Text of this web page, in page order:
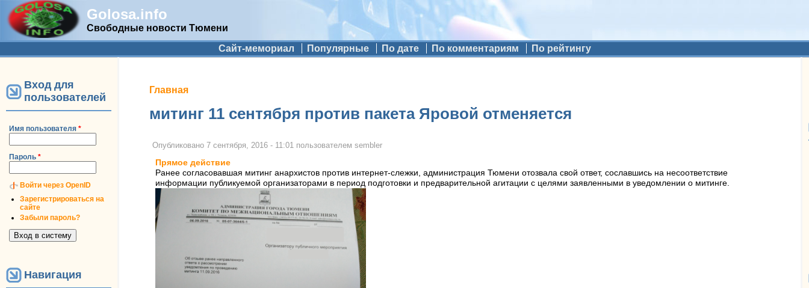
Golosa.info
Свободные новости Тюмени
Дополнительное меню Сайт-мемориал Популярные По дате По комментариям По рейтингу
Вход для
пользователей
Имя пользователя *
Пароль *
Войти через OpenID
Зарегистрироваться на
сайте
Забыли пароль?
Навигация
Вы здесь
Главная
митинг 11 сентября против пакета Яровой отменяется
Опубликовано 7 сентября, 2016 - 11:01 пользователем sembler
Прямое действие
Ранее согласовавшая митинг анархистов против интернет-слежки, администрация Тюмени отозвала свой ответ, сославшись на несоответствие
информации публикуемой организаторами в период подготовки и предварительной агитации с целями заявленными в уведомлении о митинге.